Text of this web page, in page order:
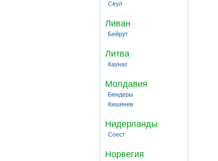
Сеул
Ливан
Бейрут
Литва
Каунас
Молдавия
Бендеры
Кишинев
Нидерланды
Соест
Норвегия